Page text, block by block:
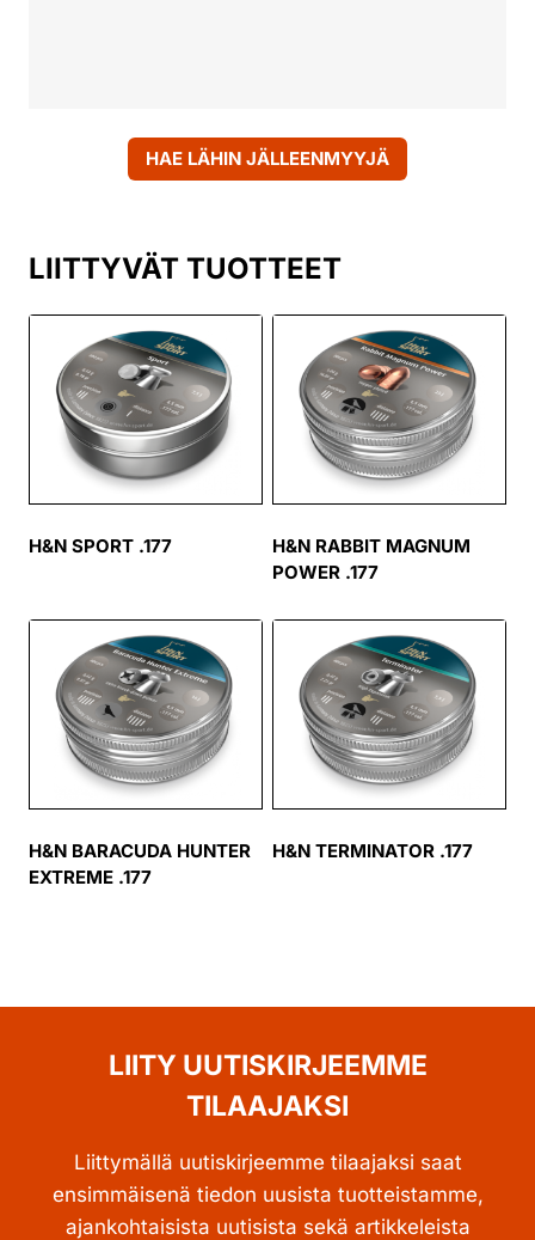
HAE LÄHIN JÄLLEENMYYJÄ
LIITTYVÄT TUOTTEET
H&N SPORT .177
H&N RABBIT MAGNUM
POWER .177
H&N BARACUDA HUNTER
EXTREME .177
H&N TERMINATOR .177
LIITY UUTISKIRJEEMME
TILAAJAKSI
Liittymällä uutiskirjeemme tilaajaksi saat
ensimmäisenä tiedon uusista tuotteistamme,
ajankohtaisista uutisista sekä artikkeleista